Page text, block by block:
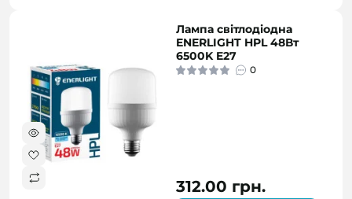
Лампа світлодіодна
ENERLIGHT HPL 48Вт
6500K E27
0
312.00 грн.